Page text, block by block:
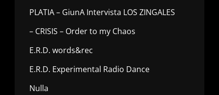
PLATIA – GiunA Intervista LOS ZINGALES
– CRISIS – Order to my Chaos
E.R.D. words&rec
E.R.D. Experimental Radio Dance
Nulla